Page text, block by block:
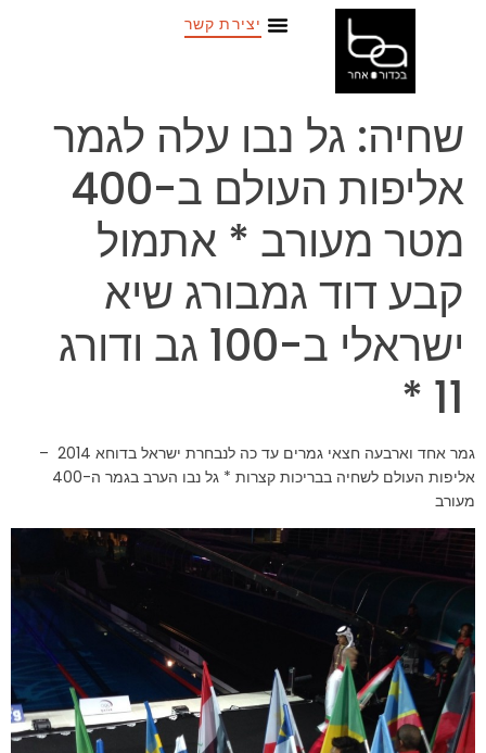
יצירת קשר
שחיה: גל נבו עלה לגמר
אליפות העולם ב-400
מטר מעורב * אתמול
קבע דוד גמבורג שיא
ישראלי ב-100 גב ודורג
11 *
גמר אחד וארבעה חצאי גמרים עד כה לנבחרת ישראל בדוחא 2014 –
אליפות העולם לשחיה בבריכות קצרות * גל נבו הערב בגמר ה-400
מעורב